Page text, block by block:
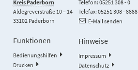
Kreis Paderborn
Aldegreverstraße 10 – 14
33102 Paderborn
Telefon: 05251 308 - 0
Telefax: 05251 308 - 8888
E-Mail senden
Funktionen
Bedienungshilfen
Drucken
Hinweise
Impressum
Datenschutz